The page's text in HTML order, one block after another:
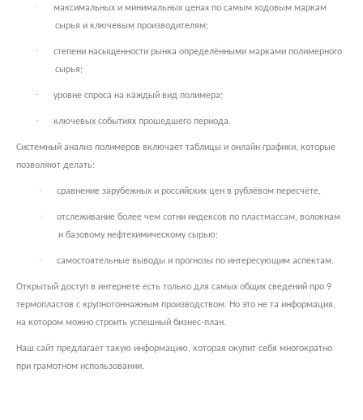
·
максимальных и минимальных ценах по самым ходовым маркам
сырья и ключевым производителям;
·
степени насыщенности рынка определёнными марками полимерного
сырья;
· уровне спроса на каждый вид полимера;
· ключевых событиях прошедшего периода.
Системный анализ полимеров включает таблицы и онлайн графики, которые
позволяют делать:
· сравнение зарубежных и российских цен в рублёвом пересчёте,
·
отслеживание более чем сотни индексов по пластмассам, волокнам
и базовому нефтехимическому сырью;
· самостоятельные выводы и прогнозы по интересующим аспектам.
Открытый доступ в интернете есть только для самых общих сведений про 9
термопластов с крупнотоннажным производством. Но это не та информация,
на котором можно строить успешный бизнес-план.
Наш сайт предлагает такую информацию, которая окупит себя многократно
при грамотном использовании.